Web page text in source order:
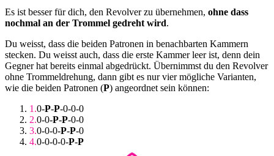
Es ist besser für dich, den Revolver zu übernehmen, ohne dass
nochmal an der Trommel gedreht wird.
Du weisst, dass die beiden Patronen in benachbarten Kammern
stecken. Du weisst auch, dass die erste Kammer leer ist, denn dein
Gegner hat bereits einmal abgedrückt. Übernimmst du den Revolver
ohne Trommeldrehung, dann gibt es nur vier mögliche Varianten,
wie die beiden Patronen (P) angeordnet sein können:
0-P-P-0-0-0
0-0-P-P-0-0
0-0-0-P-P-0
0-0-0-0-P-P